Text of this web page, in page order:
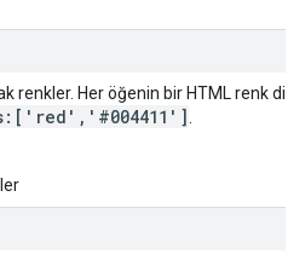
renkler. Her öğenin bir HTML renk